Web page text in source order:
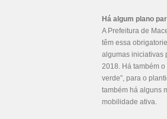
Há algum plano
A Prefeitura de
têm essa
algumas iniciativas
2018. Há também
verde”, para o
também há alguns
mobilidade ativa.